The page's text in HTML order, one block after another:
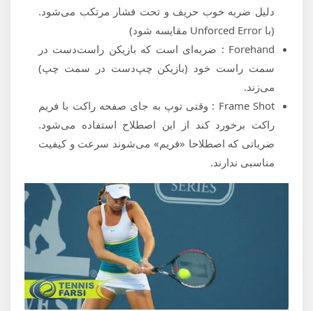
دلیل ضربه خوب حریف و تحت فشار مرتکب می‌شود.
(با Unforced Error مقایسه شود)
Forehand : ضربه‌ای است که بازیکن راست‌دست در
سمت راست خود (بازیکن چپ‌دست در سمت چپ)
می‌زند.
Frame Shot : وقتی توپ به جای صفحه راکت با فریم
راکت برخورد کند از این اصطلاح استفاده می‌شود.
ضرباتی که اصطلاحا «فریم» می‌شوند سرعت و کیفیت
مناسبی ندارند.